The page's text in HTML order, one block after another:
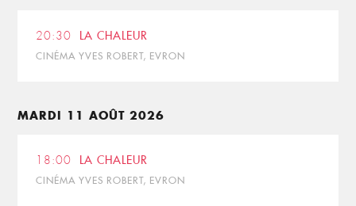
20:30 LA CHALEUR
CINÉMA YVES ROBERT, EVRON
MARDI 11 AOÛT 2026
18:00 LA CHALEUR
CINÉMA YVES ROBERT, EVRON